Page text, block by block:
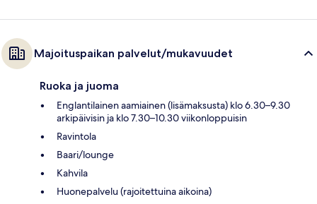
Majoituspaikan palvelut/mukavuudet
Ruoka ja juoma
Englantilainen aamiainen (lisämaksusta) klo 6.30–9.30
arkipäivisin ja klo 7.30–10.30 viikonloppuisin
Ravintola
Baari/lounge
Kahvila
Huonepalvelu (rajoitettuina aikoina)